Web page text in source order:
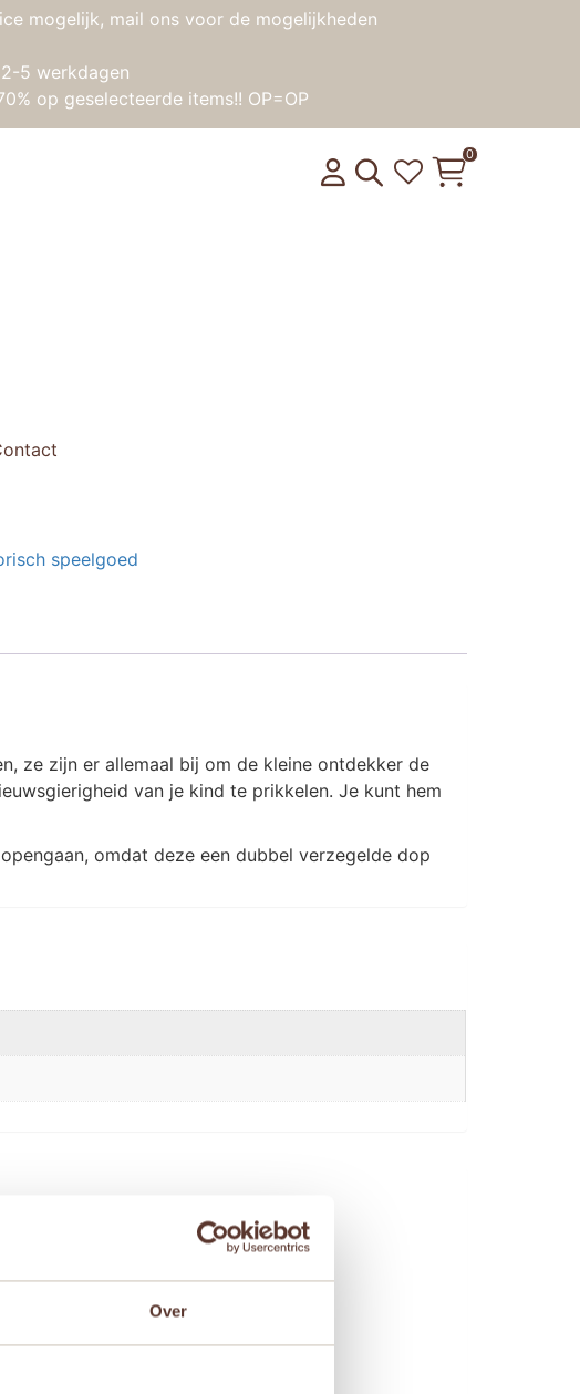
Over
mogelijk, mail ons voor de mogelijkheden
5 werkdagen
op geselecteerde items!! OP=OP
0
12,70.
speelgoed
ze zijn er allemaal bij om de kleine ontdekker de
van je kind te prikkelen. Je kunt hem
omdat deze een dubbel verzegelde dop